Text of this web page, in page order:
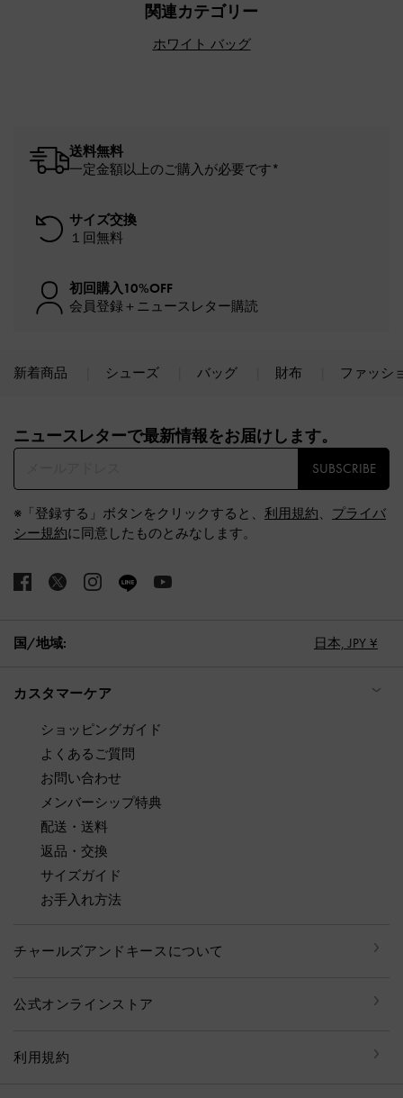
関連カテゴリー
ホワイト バッグ
送料無料
一定金額以上のご購入が必要です*
サイズ交換
１回無料
初回購入10%OFF
会員登録＋ニュースレター購読
新着商品 シューズ バッグ 財布 ファッシ
ニュースレターで最新情報をお届けします。​
SUBSCRIBE
※「登録する」ボタンをクリックすると、 利用規約、 プライバ
シー規約に同意したものとみなします。
国/地域: 日本, JPY ¥
カスタマーケア
ショッピングガイド
よくあるご質問
お問い合わせ
メンバーシップ特典
配送・送料
返品・交換
サイズガイド
お手入れ方法
チャールズアンドキースについて
公式オンラインストア
利用規約